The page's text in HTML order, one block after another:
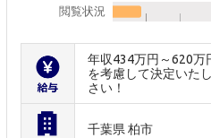
閲覧状況
年収434万円～620万
を考慮して決定いた
さい！
千葉県 柏市